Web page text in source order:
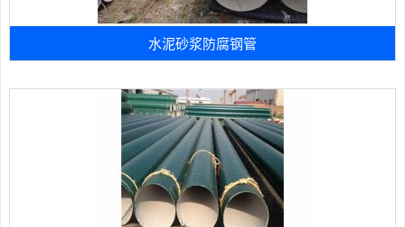
水泥砂浆防腐钢管